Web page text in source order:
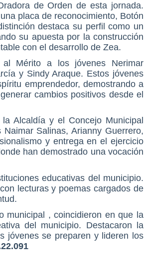
de Orden de esta jornada.
placa de reconocimiento, Botón
destaca su perfil como un
su apuesta por la construcción
con el desarrollo de Zea.
Mérito a los jóvenes Nerimar
y Sindy Araque. Estos jóvenes
emprendedor, demostrando a
cambios positivos desde el
Alcaldía y el Concejo Municipal
Salinas, Arianny Guerrero,
y entrega en el ejercicio
han demostrado una vocación
educativas del municipio.
lecturas y poemas cargados de
municipal , coincidieron en que la
del municipio. Destacaron la
jóvenes se preparen y lideren los